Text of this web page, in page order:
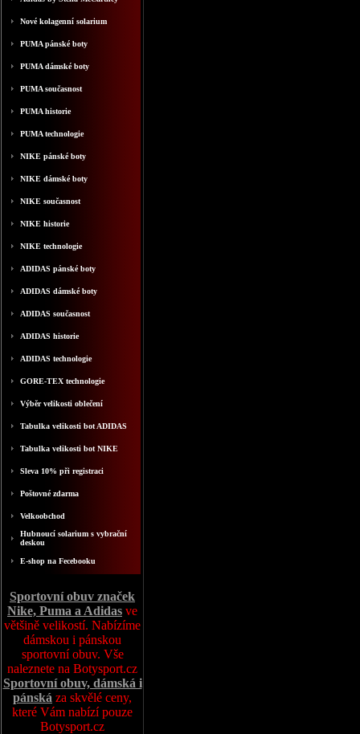
Nové kolagenní solarium
PUMA pánské boty
PUMA dámské boty
PUMA současnost
PUMA historie
PUMA technologie
NIKE pánské boty
NIKE dámské boty
NIKE současnost
NIKE historie
NIKE technologie
ADIDAS pánské boty
ADIDAS dámské boty
ADIDAS současnost
ADIDAS historie
ADIDAS technologie
GORE-TEX technologie
Výběr velikosti oblečení
Tabulka velikosti bot ADIDAS
Tabulka velikosti bot NIKE
Sleva 10% při registraci
Poštovné zdarma
Velkoobchod
Hubnoucí solarium s vybrační
deskou
E-shop na Fecebooku
Sportovní obuv značek
Nike, Puma a Adidas ve
většině velikostí. Nabízíme
dámskou i pánskou
sportovní obuv. Vše
naleznete na Botysport.cz
Sportovní obuv, dámská i
pánská za skvělé ceny,
které Vám nabízí pouze
Botysport.cz